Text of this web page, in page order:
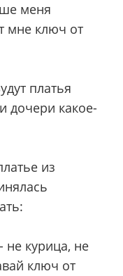
меня
мне ключ от
платья
дочери какое-
из
не курица, не
ключ от